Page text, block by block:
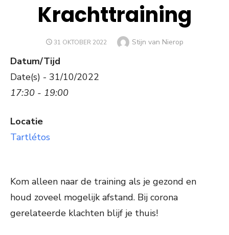
Krachttraining
GEPLAATST
31 OKTOBER 2022 Auteur
Stijn van Nierop
Datum/Tijd
Date(s) - 31/10/2022
17:30 - 19:00
Locatie
Tartlétos
Kom alleen naar de training als je gezond en
houd zoveel mogelijk afstand. Bij corona
gerelateerde klachten blijf je thuis!